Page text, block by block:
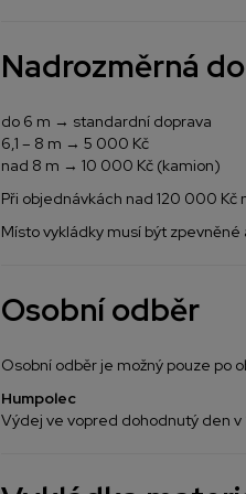
Nadrozměrná
do 6 m → standardní doprava
6,1 – 8 m → 5 000 Kč
nad 8 m → 10 000 Kč (kamion)
Při objednávkách nad 120 000 Kč
Místo vykládky musí být
Osobní odběr
Osobní odběr je možný pouze po
Humpolec
Výdej ve vopred dohodnutý den v